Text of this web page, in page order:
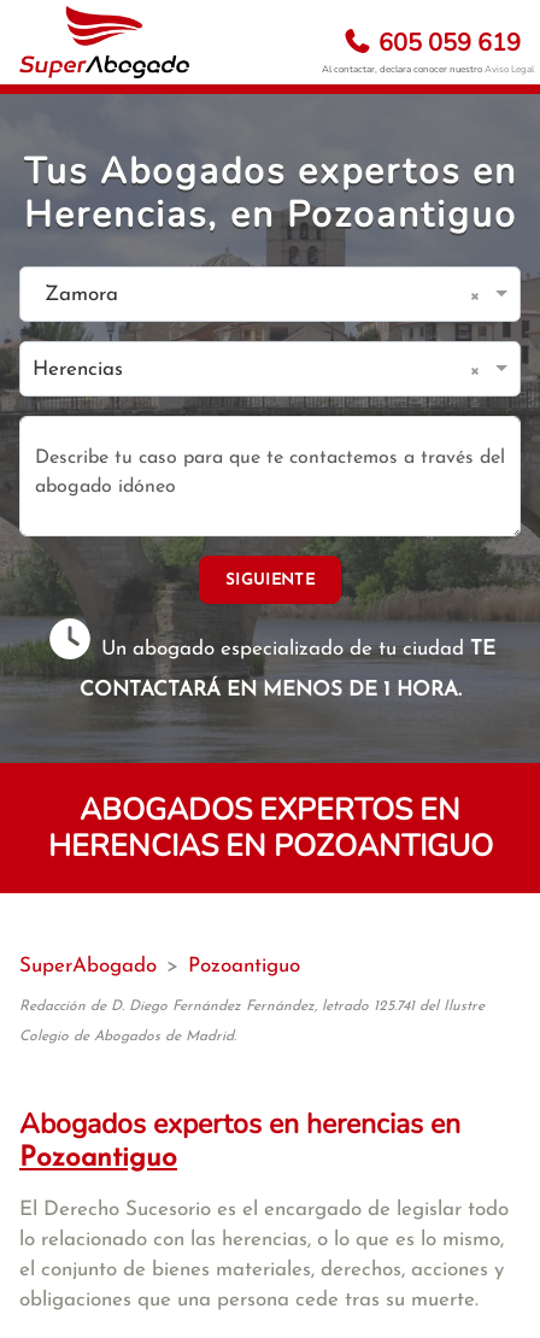
605 059 619
Al contactar, declara conocer nuestroAviso Legal
Tus Abogados expertos en
Herencias, en Pozoantiguo
Zamora ×
Herencias ×
SIGUIENTE
Un abogado especializado de tu ciudad TE
CONTACTARÁ EN MENOS DE 1 HORA.
ABOGADOS EXPERTOS EN
HERENCIAS EN POZOANTIGUO
SuperAbogado > Pozoantiguo
Redacción de D. Diego Fernández Fernández, letrado 125.741 del Ilustre
Colegio de Abogados de Madrid.
Abogados expertos en herencias en
Pozoantiguo
El Derecho Sucesorio es el encargado de legislar todo
lo relacionado con las herencias, o lo que es lo mismo,
el conjunto de bienes materiales, derechos, acciones y
obligaciones que una persona cede tras su muerte.